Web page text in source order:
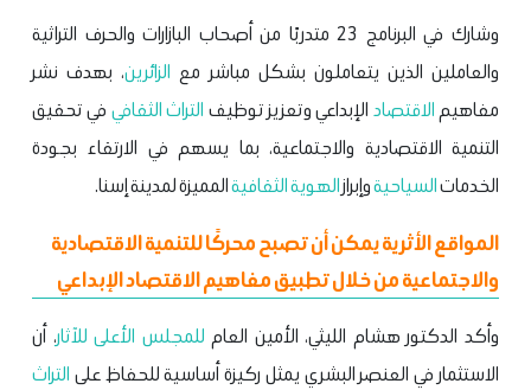
وشارك في البرنامج 23 متدربًا من أصحاب البازارات والحرف التراثية
والعاملين الذين يتعاملون بشكل مباشر مع الزائرين، بهدف نشر
مفاهيم الاقتصاد الإبداعي وتعزيز توظيف التراث الثقافي في تحقيق
التنمية الاقتصادية والاجتماعية، بما يسهم في الارتقاء بجودة
الخدماتالسياحيةوإبرازالهوية الثقافيةالمميزة لمدينة إسنا.
المواقع الأثرية يمكن أن تصبح محركًا للتنمية الاقتصادية
والاجتماعية من خلال تطبيق مفاهيم الاقتصاد الإبداعي
وأكد الدكتور هشام الليثي، الأمين العام للمجلس الأعلى للآثار، أن
الاستثمار في العنصر البشري يمثل ركيزة أساسية للحفاظ على التراث